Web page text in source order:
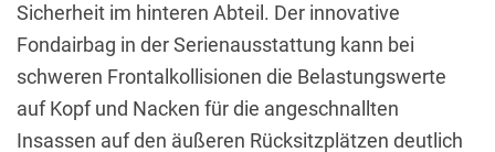
Sicherheit im hinteren Abteil. Der innovative
Fondairbag in der Serienausstattung kann bei
schweren Frontalkollisionen die Belastungswerte
auf Kopf und Nacken für die angeschnallten
Insassen auf den äußeren Rücksitzplätzen deutlich